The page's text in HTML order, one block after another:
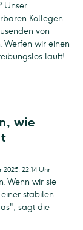
Unser
Kollegen
von
wir einen
läuft!
wie
2025, 22:14 Uhr
Wenn wir sie
stabilen
sagt die